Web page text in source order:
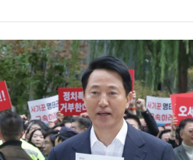
트럼프
李 "해남
李 대통령
트럼프,
[사진] 빈
이란와이